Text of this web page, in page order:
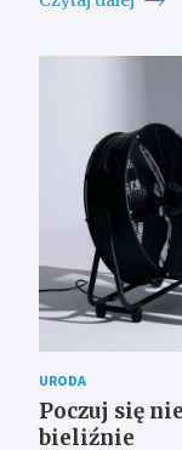
URODA
Poczuj się
bieliźnie